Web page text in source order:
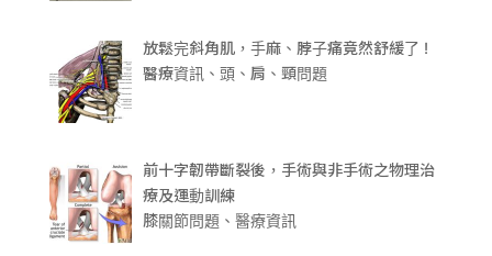
放鬆完斜角肌，手麻、脖子痛竟然舒緩了 !
醫療資訊、頭、肩、頸問題
前十字韌帶斷裂後，手術與非手術之物理治
療及運動訓練
膝關節問題、醫療資訊